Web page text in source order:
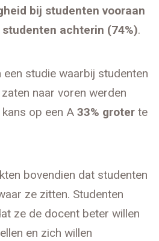
bij studenten vooraan
achterin (74%).
studie waarbij studenten
naar voren werden
op een A 33% groter te
bovendien dat studenten
ze zitten. Studenten
ze de docent beter willen
en zich willen